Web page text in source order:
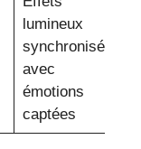
lumineux
synchronisés
avec
émotions
captées